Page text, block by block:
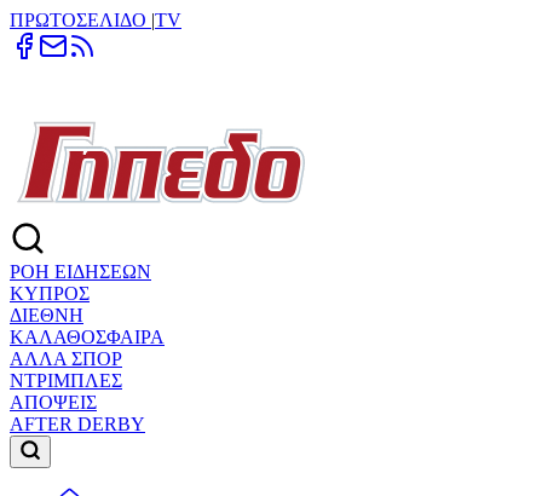
ΠΡΩΤΟΣΕΛΙΔΟ |TV
ΡΟΗ ΕΙΔΗΣΕΩΝ
ΚΥΠΡΟΣ
ΔΙΕΘΝΗ
ΚΑΛΑΘΟΣΦΑΙΡΑ
ΑΛΛΑ ΣΠΟΡ
ΝΤΡΙΜΠΛΕΣ
ΑΠΟΨΕΙΣ
AFTER DERBY